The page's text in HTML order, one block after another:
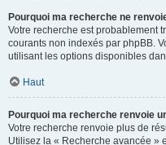
Pourquoi ma recherche ne
Votre recherche est probablement
courants non indexés par phpBB.
utilisant les options disponibles
Haut
Pourquoi ma recherche renvoie
Votre recherche renvoie plus de
Utilisez la « Recherche avancée »